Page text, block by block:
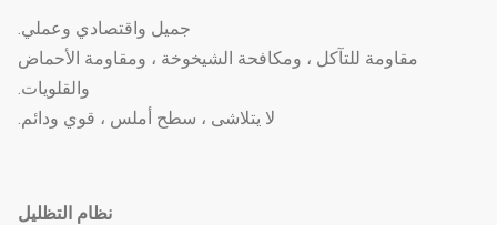
جميل واقتصادي وعملي.
مقاومة للتآكل ، ومكافحة الشيخوخة ، ومقاومة الأحماض
والقلويات.
لا يتلاشى ، سطح أملس ، قوي ودائم.
نظام التظليل